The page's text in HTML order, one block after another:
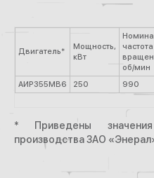
Двигатель*
Мощность,
кВт
частота
об/мин
АИР355МВ6
250 990
* Приведены
производства ЗАО